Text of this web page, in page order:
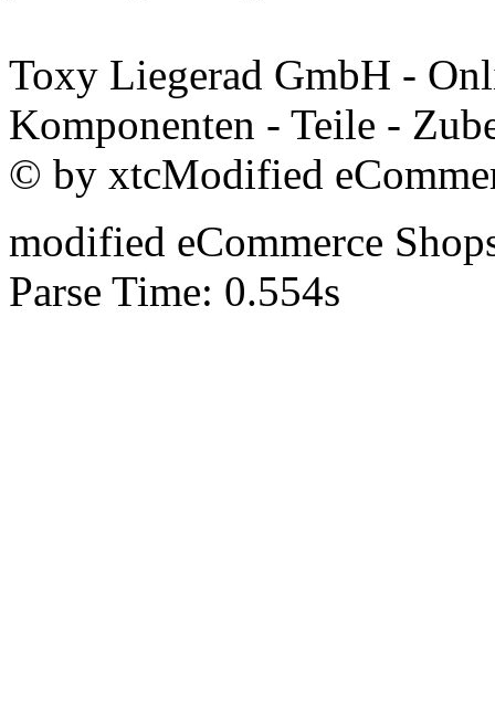
Toxy Liegerad GmbH -
Komponenten - Teile -
© by xtcModified
modified eCommerce
Parse Time: 0.554s